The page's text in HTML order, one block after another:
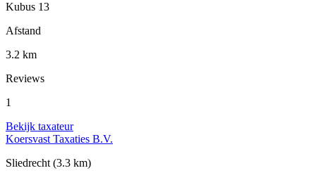
Kubus 13
Afstand
3.2 km
Reviews
1
Bekijk taxateur
Koersvast Taxaties B.V.
Sliedrecht (3.3 km)